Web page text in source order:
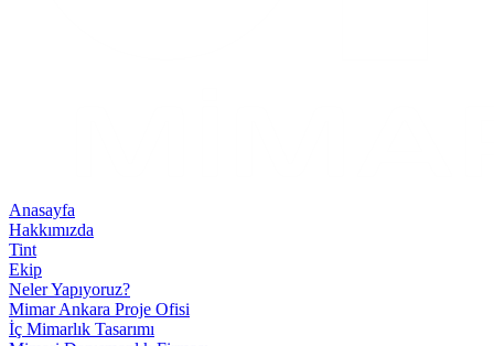
Anasayfa
Hakkımızda
Tint
Ekip
Neler Yapıyoruz?
Mimar Ankara Proje Ofisi
İç Mimarlık Tasarımı